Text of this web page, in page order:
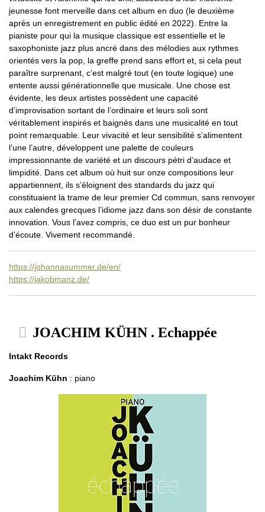
jeunesse font merveille dans cet album en duo (le deuxième
après un enregistrement en public édité en 2022). Entre la
pianiste pour qui la musique classique est essentielle et le
saxophoniste jazz plus ancré dans des mélodies aux rythmes
orientés vers la pop, la greffe prend sans effort et, si cela peut
paraître surprenant, c’est malgré tout (en toute logique) une
entente aussi générationnelle que musicale. Une chose est
évidente, les deux artistes possèdent une capacité
d’improvisation sortant de l’ordinaire et leurs soli sont
véritablement inspirés et baignés dans une musicalité en tout
point remarquable. Leur vivacité et leur sensibilité s’alimentent
l’une l’autre, développent une palette de couleurs
impressionnante de variété et un discours pétri d’audace et
limpidité. Dans cet album où huit sur onze compositions leur
appartiennent, ils s’éloignent des standards du jazz qui
constituaient la trame de leur premier Cd commun, sans renvoyer
aux calendes grecques l’idiome jazz dans son désir de constante
innovation. Vous l’avez compris, ce duo est un pur bonheur
d’écoute. Vivement recommandé.
https://johannasummer.de/en/
https://jakobmanz.de/
JOACHIM KÜHN . Echappée
Intakt Records
Joachim Kühn : piano